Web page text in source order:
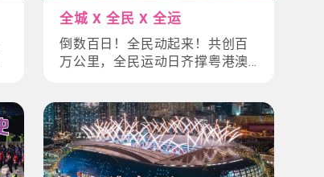
全城 X 全民 X 全运
倒数百日！全民动起来！共创百
万公里，全民运动日齐撑粤港澳